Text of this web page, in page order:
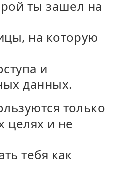
ты зашел на
на которую
и
данных.
только
целях и не
тебя как